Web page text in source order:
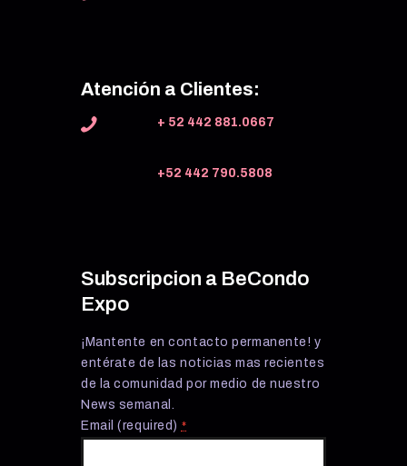
Atención a Clientes:
+ 52 442 881.0667
+52 442 790.5808
Subscripcion a BeCondo
Expo
¡Mantente en contacto permanente! y
entérate de las noticias mas recientes
de la comunidad por medio de nuestro
News semanal.
Email (required) *